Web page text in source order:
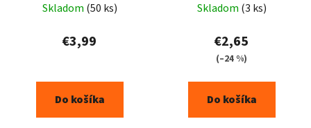
Skladom (50 ks)
€3,99
Do košíka
Skladom (3 ks)
€2,65
(–24 %)
Do košíka